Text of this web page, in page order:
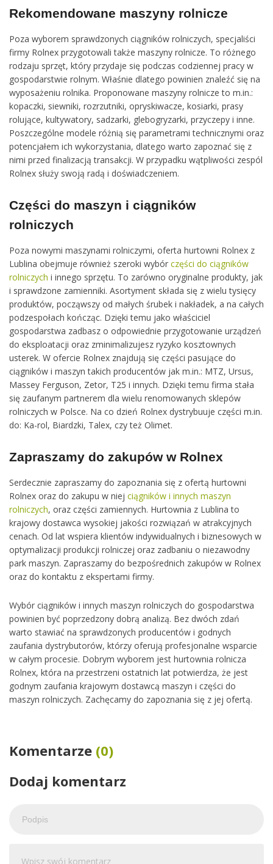
Rekomendowane maszyny rolnicze
Poza wyborem sprawdzonych ciągników rolniczych, specjaliści
firmy Rolnex przygotowali także maszyny rolnicze. To różnego
rodzaju sprzęt, który przydaje się podczas codziennej pracy w
gospodarstwie rolnym. Właśnie dlatego powinien znaleźć się na
wyposażeniu rolnika. Proponowane maszyny rolnicze to m.in.:
kopaczki, siewniki, rozrzutniki, opryskiwacze, kosiarki, prasy
rolujące, kultywatory, sadzarki, glebogryzarki, przyczepy i inne.
Poszczególne modele różnią się parametrami technicznymi oraz
potencjałem ich wykorzystania, dlatego warto zapoznać się z
nimi przed finalizacją transakcji. W przypadku wątpliwości zespól
Rolnex służy swoją radą i doświadczeniem.
Części do maszyn i ciągników
rolniczych
Poza nowymi maszynami rolniczymi, oferta hurtowni Rolnex z
Lublina obejmuje również szeroki wybór części do ciągników
rolniczych i innego sprzętu. To zarówno oryginalne produkty, jak
i sprawdzone zamienniki. Asortyment składa się z wielu tysięcy
produktów, począwszy od małych śrubek i nakładek, a na całych
podzespołach kończąc. Dzięki temu jako właściciel
gospodarstwa zadbasz o odpowiednie przygotowanie urządzeń
do eksploatacji oraz zminimalizujesz ryzyko kosztownych
usterek. W ofercie Rolnex znajdują się części pasujące do
ciągników i maszyn takich producentów jak m.in.: MTZ, Ursus,
Massey Ferguson, Zetor, T25 i innych. Dzięki temu firma stała
się zaufanym partnerem dla wielu renomowanych sklepów
rolniczych w Polsce. Na co dzień Rolnex dystrybuuje części m.in.
do: Ka-rol, Biardzki, Talex, czy też Olimet.
Zapraszamy do zakupów w Rolnex
Serdecznie zapraszamy do zapoznania się z ofertą hurtowni
Rolnex oraz do zakupu w niej ciągników i innych maszyn
rolniczych, oraz części zamiennych. Hurtownia z Lublina to
krajowy dostawca wysokiej jakości rozwiązań w atrakcyjnych
cenach. Od lat wspiera klientów indywidualnych i biznesowych w
optymalizacji produkcji rolniczej oraz zadbaniu o niezawodny
park maszyn. Zapraszamy do bezpośrednich zakupów w Rolnex
oraz do kontaktu z ekspertami firmy.
Wybór ciągników i innych maszyn rolniczych do gospodarstwa
powinien być poprzedzony dobrą analizą. Bez dwóch zdań
warto stawiać na sprawdzonych producentów i godnych
zaufania dystrybutorów, którzy oferują profesjonalne wsparcie
w całym procesie. Dobrym wyborem jest hurtownia rolnicza
Rolnex, która na przestrzeni ostatnich lat potwierdza, że jest
godnym zaufania krajowym dostawcą maszyn i części do
maszyn rolniczych. Zachęcamy do zapoznania się z jej ofertą.
Komentarze (0)
Dodaj komentarz